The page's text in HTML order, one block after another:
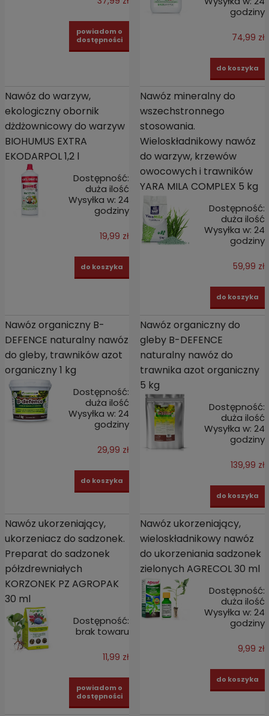
powiadom o
dostępności
godziny
74,99 zł
do koszyka
Nawóz do warzyw,
ekologiczny obornik
dżdżownicowy do warzyw
BIOHUMUS EXTRA
EKODARPOL 1,2 l
Dostępność:
duża ilość
Wysyłka w: 24
godziny
19,99 zł
do koszyka
Nawóz mineralny do
wszechstronnego
stosowania.
Wieloskładnikowy nawóz
do warzyw, krzewów
owocowych i trawników
YARA MILA COMPLEX 5 kg
Dostępność:
duża ilość
Wysyłka w: 24
godziny
59,99 zł
do koszyka
Nawóz organiczny B-
DEFENCE naturalny nawóz
do gleby, trawników azot
organiczny 1 kg
Dostępność:
duża ilość
Wysyłka w: 24
godziny
29,99 zł
do koszyka
Nawóz organiczny do
gleby B-DEFENCE
naturalny nawóz do
trawnika azot organiczny
5 kg
Dostępność:
duża ilość
Wysyłka w: 24
godziny
139,99 zł
do koszyka
Nawóz ukorzeniający,
ukorzeniacz do sadzonek.
Preparat do sadzonek
półzdrewniałych
KORZONEK PZ AGROPAK
30 ml
Dostępność:
brak towaru
11,99 zł
powiadom o
dostępności
Nawóz ukorzeniający,
wieloskładnikowy nawóz
do ukorzeniania sadzonek
zielonych AGRECOL 30 ml
Dostępność:
duża ilość
Wysyłka w: 24
godziny
9,99 zł
do koszyka